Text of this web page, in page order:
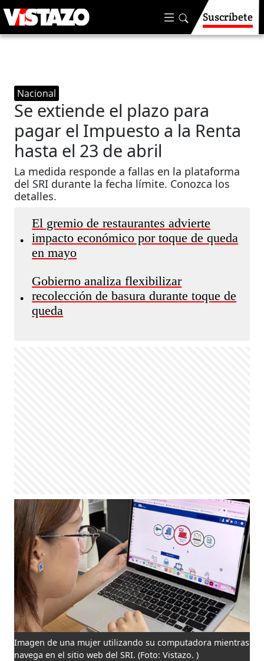
Suscríbete
Nacional
Se extiende el plazo para
pagar el Impuesto a la Renta
hasta el 23 de abril
La medida responde a fallas en la plataforma
del SRI durante la fecha límite. Conozca los
detalles.
•
El gremio de restaurantes advierte
impacto económico por toque de queda
en mayo
•
Gobierno analiza flexibilizar
recolección de basura durante toque de
queda
Imagen de una mujer utilizando su computadora mientras
navega en el sitio web del SRI. (Foto: Vistazo. )